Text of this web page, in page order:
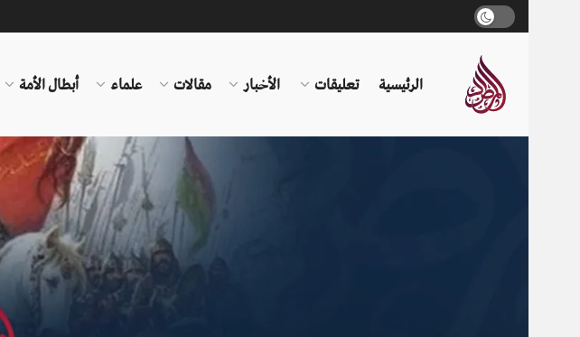
الرئيسية تعليقات الأخبار مقالات علماء أبطال الأمة